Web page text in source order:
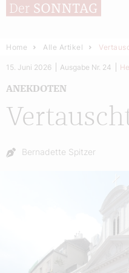
Home Alle Artikel
ANEKDOTEN
15. Juni 2026 Ausgabe Nr. 24
Autor:
Bernadette Spitzer